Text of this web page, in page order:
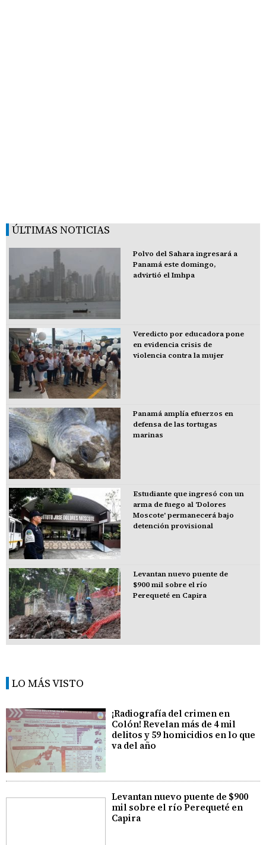
ÚLTIMAS NOTICIAS
Polvo del Sahara ingresará a
Panamá este domingo,
advirtió el Imhpa
Veredicto por educadora pone
en evidencia crisis de
violencia contra la mujer
Panamá amplía efuerzos en
defensa de las tortugas
marinas
Estudiante que ingresó con un
arma de fuego al 'Dolores
Moscote' permanecerá bajo
detención provisional
Levantan nuevo puente de
$900 mil sobre el río
Perequeté en Capira
LO MÁS VISTO
¡Radiografía del crimen en
Colón! Revelan más de 4 mil
delitos y 59 homicidios en lo que
va del año
Levantan nuevo puente de $900
mil sobre el río Perequeté en
Capira